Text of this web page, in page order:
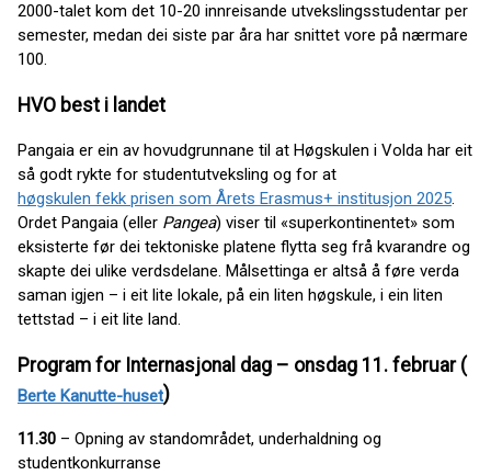
2000-talet kom det 10-20 innreisande utvekslingsstudentar per
semester, medan dei siste par åra har snittet vore på nærmare
100.
HVO best i landet
Pangaia er ein av hovudgrunnane til at Høgskulen i Volda har eit
så godt rykte for studentutveksling og for at
høgskulen fekk prisen som Årets Erasmus+ institusjon 2025.
Ordet Pangaia (eller Pangea) viser til «superkontinentet» som
eksisterte før dei tektoniske platene flytta seg frå kvarandre og
skapte dei ulike verdsdelane. Målsettinga er altså å føre verda
saman igjen – i eit lite lokale, på ein liten høgskule, i ein liten
tettstad – i eit lite land.
Program for Internasjonal dag – onsdag 11. februar (
Berte Kanutte-huset)
11.30 – Opning av standområdet, underhaldning og
studentkonkurranse